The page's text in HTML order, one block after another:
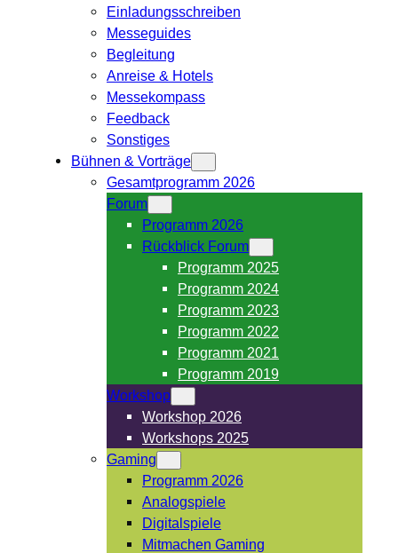
Einladungsschreiben
Messeguides
Begleitung
Anreise & Hotels
Messekompass
Feedback
Sonstiges
Bühnen & Vorträge
Gesamtprogramm 2026
Forum
Programm 2026
Rückblick Forum
Programm 2025
Programm 2024
Programm 2023
Programm 2022
Programm 2021
Programm 2019
Workshop
Workshop 2026
Workshops 2025
Gaming
Programm 2026
Analogspiele
Digitalspiele
Mitmachen Gaming